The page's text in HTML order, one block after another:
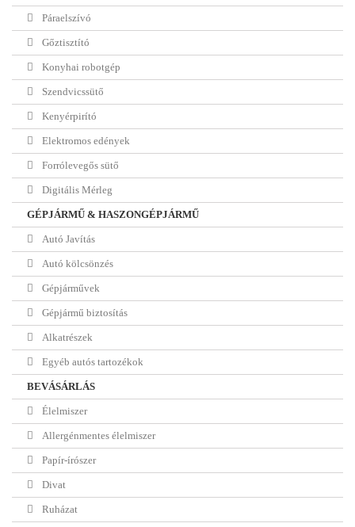
Páraelszívó
Gőztisztító
Konyhai robotgép
Szendvicssütő
Kenyérpirító
Elektromos edények
Forrólevegős sütő
Digitális Mérleg
GÉPJÁRMŰ & HASZONGÉPJÁRMŰ
Autó Javítás
Autó kölcsönzés
Gépjárművek
Gépjármű biztosítás
Alkatrészek
Egyéb autós tartozékok
BEVÁSÁRLÁS
Élelmiszer
Allergénmentes élelmiszer
Papír-írószer
Divat
Ruházat